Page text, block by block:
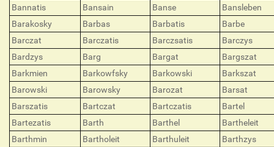
Bannatis
Bansain Banse
Bansleben
Barakosky
Barbas Barbatis
Barbe
Barczat
Barczatis Barczsatis
Barczys
Bardzys
Barg Bargat
Bargszat
Barkmien
Barkowfsky Barkowski
Barkszat
Barowski
Barowsky Barozat
Barsat
Barszatis
Bartczat Bartczatis
Bartel
Bartezatis
Barth Barthel
Bartheleit
Barthmin
Bartholeit Barthuleit
Barthzys